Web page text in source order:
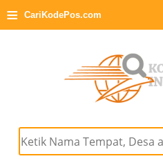
≡ CariKodePos.com